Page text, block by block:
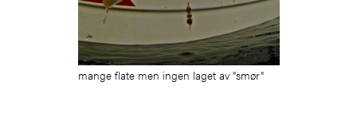
mange flate men ingen laget av "smør"